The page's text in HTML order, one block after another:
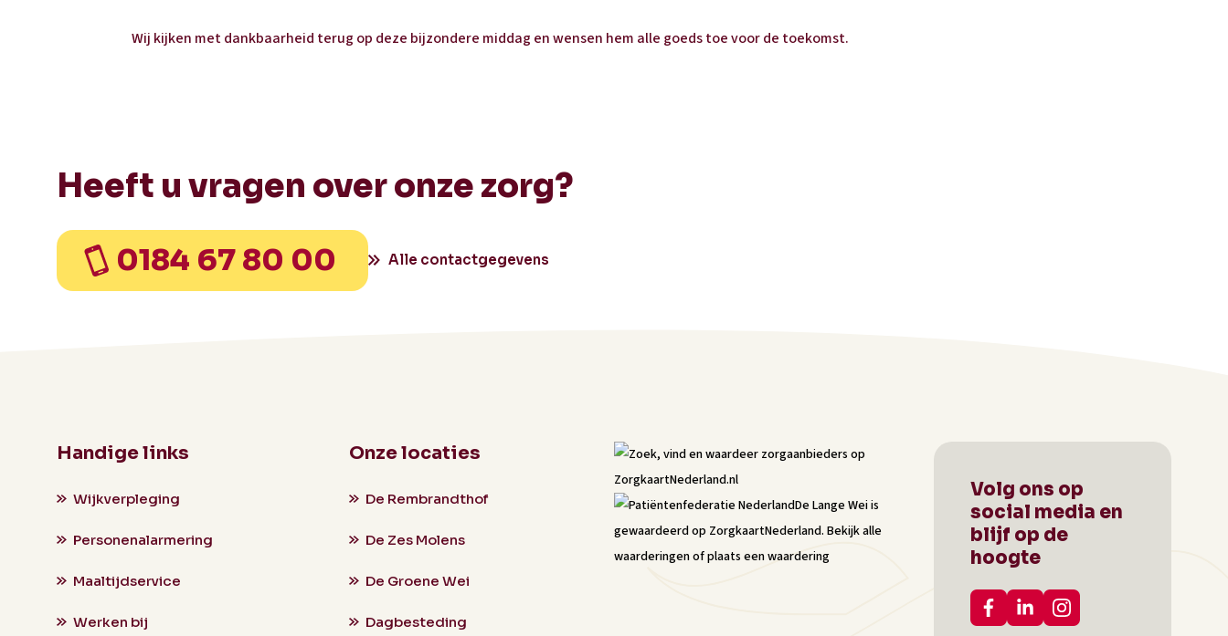
Wij kijken met dankbaarheid terug op deze bijzondere middag en wensen hem alle goeds toe voor de toekomst.
Heeft u vragen over onze zorg?
0184 67 80 00 Alle contactgegevens
Handige links
Wijkverpleging
Personenalarmering
Maaltijdservice
Werken bij
Onze locaties
De Rembrandthof
De Zes Molens
De Groene Wei
Dagbesteding
De Lange Weiis
gewaardeerd op ZorgkaartNederland. Bekijk alle
waarderingenofplaats een waardering
Volg ons op
social media en
blijf op de
hoogte